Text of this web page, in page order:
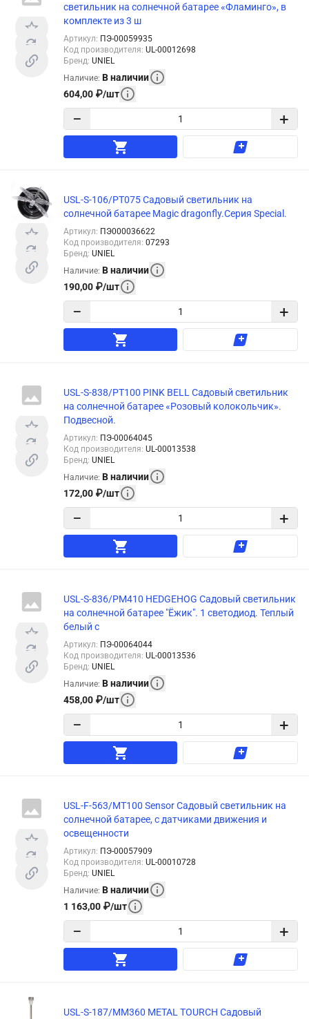
светильник на солнечной батарее «Фламинго», в
комплекте из 3 ш
Артикул: ПЭ-00059935
Код производителя: UL-00012698
Бренд: UNIEL
Наличие: В наличии
604,00 ₽/шт
− +
USL-S-106/PT075 Садовый светильник на
солнечной батарее Magic dragonfly.Серия Special.
Артикул: ПЭ000036622
Код производителя: 07293
Бренд: UNIEL
Наличие: В наличии
190,00 ₽/шт
− +
USL-S-838/PT100 PINK BELL Садовый светильник
на солнечной батарее «Розовый колокольчик».
Подвесной.
Артикул: ПЭ-00064045
Код производителя: UL-00013538
Бренд: UNIEL
Наличие: В наличии
172,00 ₽/шт
− +
USL-S-836/PM410 HEDGEHOG Садовый светильник
на солнечной батарее "Ёжик". 1 светодиод. Теплый
белый с
Артикул: ПЭ-00064044
Код производителя: UL-00013536
Бренд: UNIEL
Наличие: В наличии
458,00 ₽/шт
− +
USL-F-563/MT100 Sensor Садовый светильник на
солнечной батарее, с датчиками движения и
освещенности
Артикул: ПЭ-00057909
Код производителя: UL-00010728
Бренд: UNIEL
Наличие: В наличии
1 163,00 ₽/шт
− +
USL-S-187/MM360 METAL TOURCH Садовый